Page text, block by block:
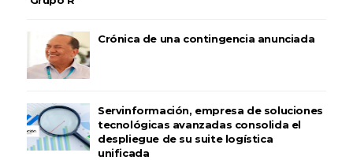
Crónica de una contingencia anunciada
Servinformación, empresa de soluciones
tecnológicas avanzadas consolida el
despliegue de su suite logística
unificada